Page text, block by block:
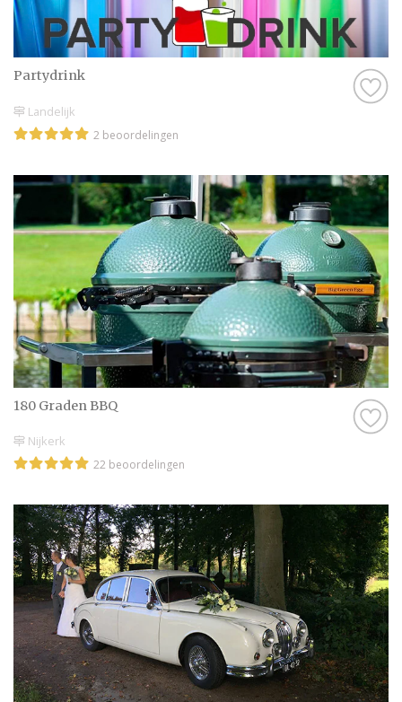
Partydrink
Landelijk
2 beoordelingen
180 Graden BBQ
Nijkerk
22 beoordelingen